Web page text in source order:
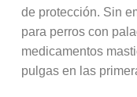
de protección. Sin
para perros con
medicamentos
pulgas en las